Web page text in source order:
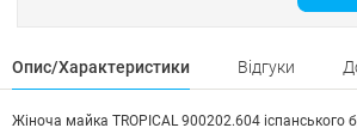
Опис/Характеристики Відгуки
Жіноча майка TROPICAL 900202.604 іспанського